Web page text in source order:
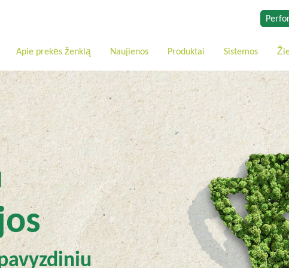
Apie prekės ženklą Naujienos Produktai Sistemos